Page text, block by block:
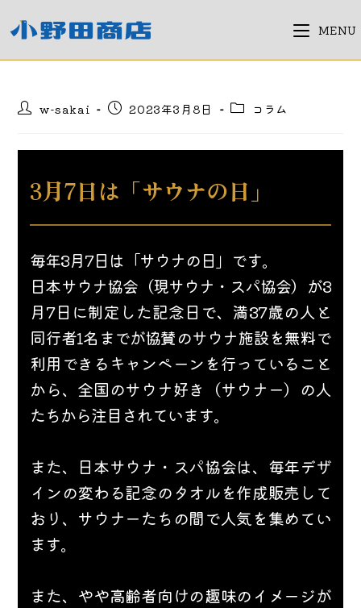
ン
MENU
投
w-sakai
投
開
2023年3月8日
投
テ
リ
ー:
コラム
3月7日は「サウナの日」
毎年3月7日は「サウナの日」です。
日本サウナ協会（現サウナ・スパ協会）が3
月7日に制定した記念日で、満37歳の人と
同行者1名までが協賛のサウナ施設を無料で
利用できるキャンペーンを行っていること
から、全国のサウナ好き（サウナー）の人
たちから注目されています。
また、日本サウナ・スパ協会は、毎年デザ
インの変わる記念のタオルを作成販売して
おり、サウナーたちの間で人気を集めてい
ます。
また、やや高齢者向けの趣味のイメージが